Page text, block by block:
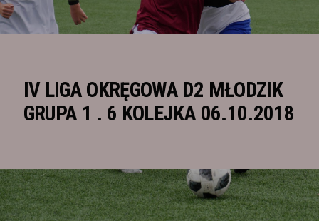
IV LIGA OKRĘGOWA D2 MŁODZIK
GRUPA 1 . 6 KOLEJKA 06.10.2018
Treningi
Obozy
Galeria
Stroje